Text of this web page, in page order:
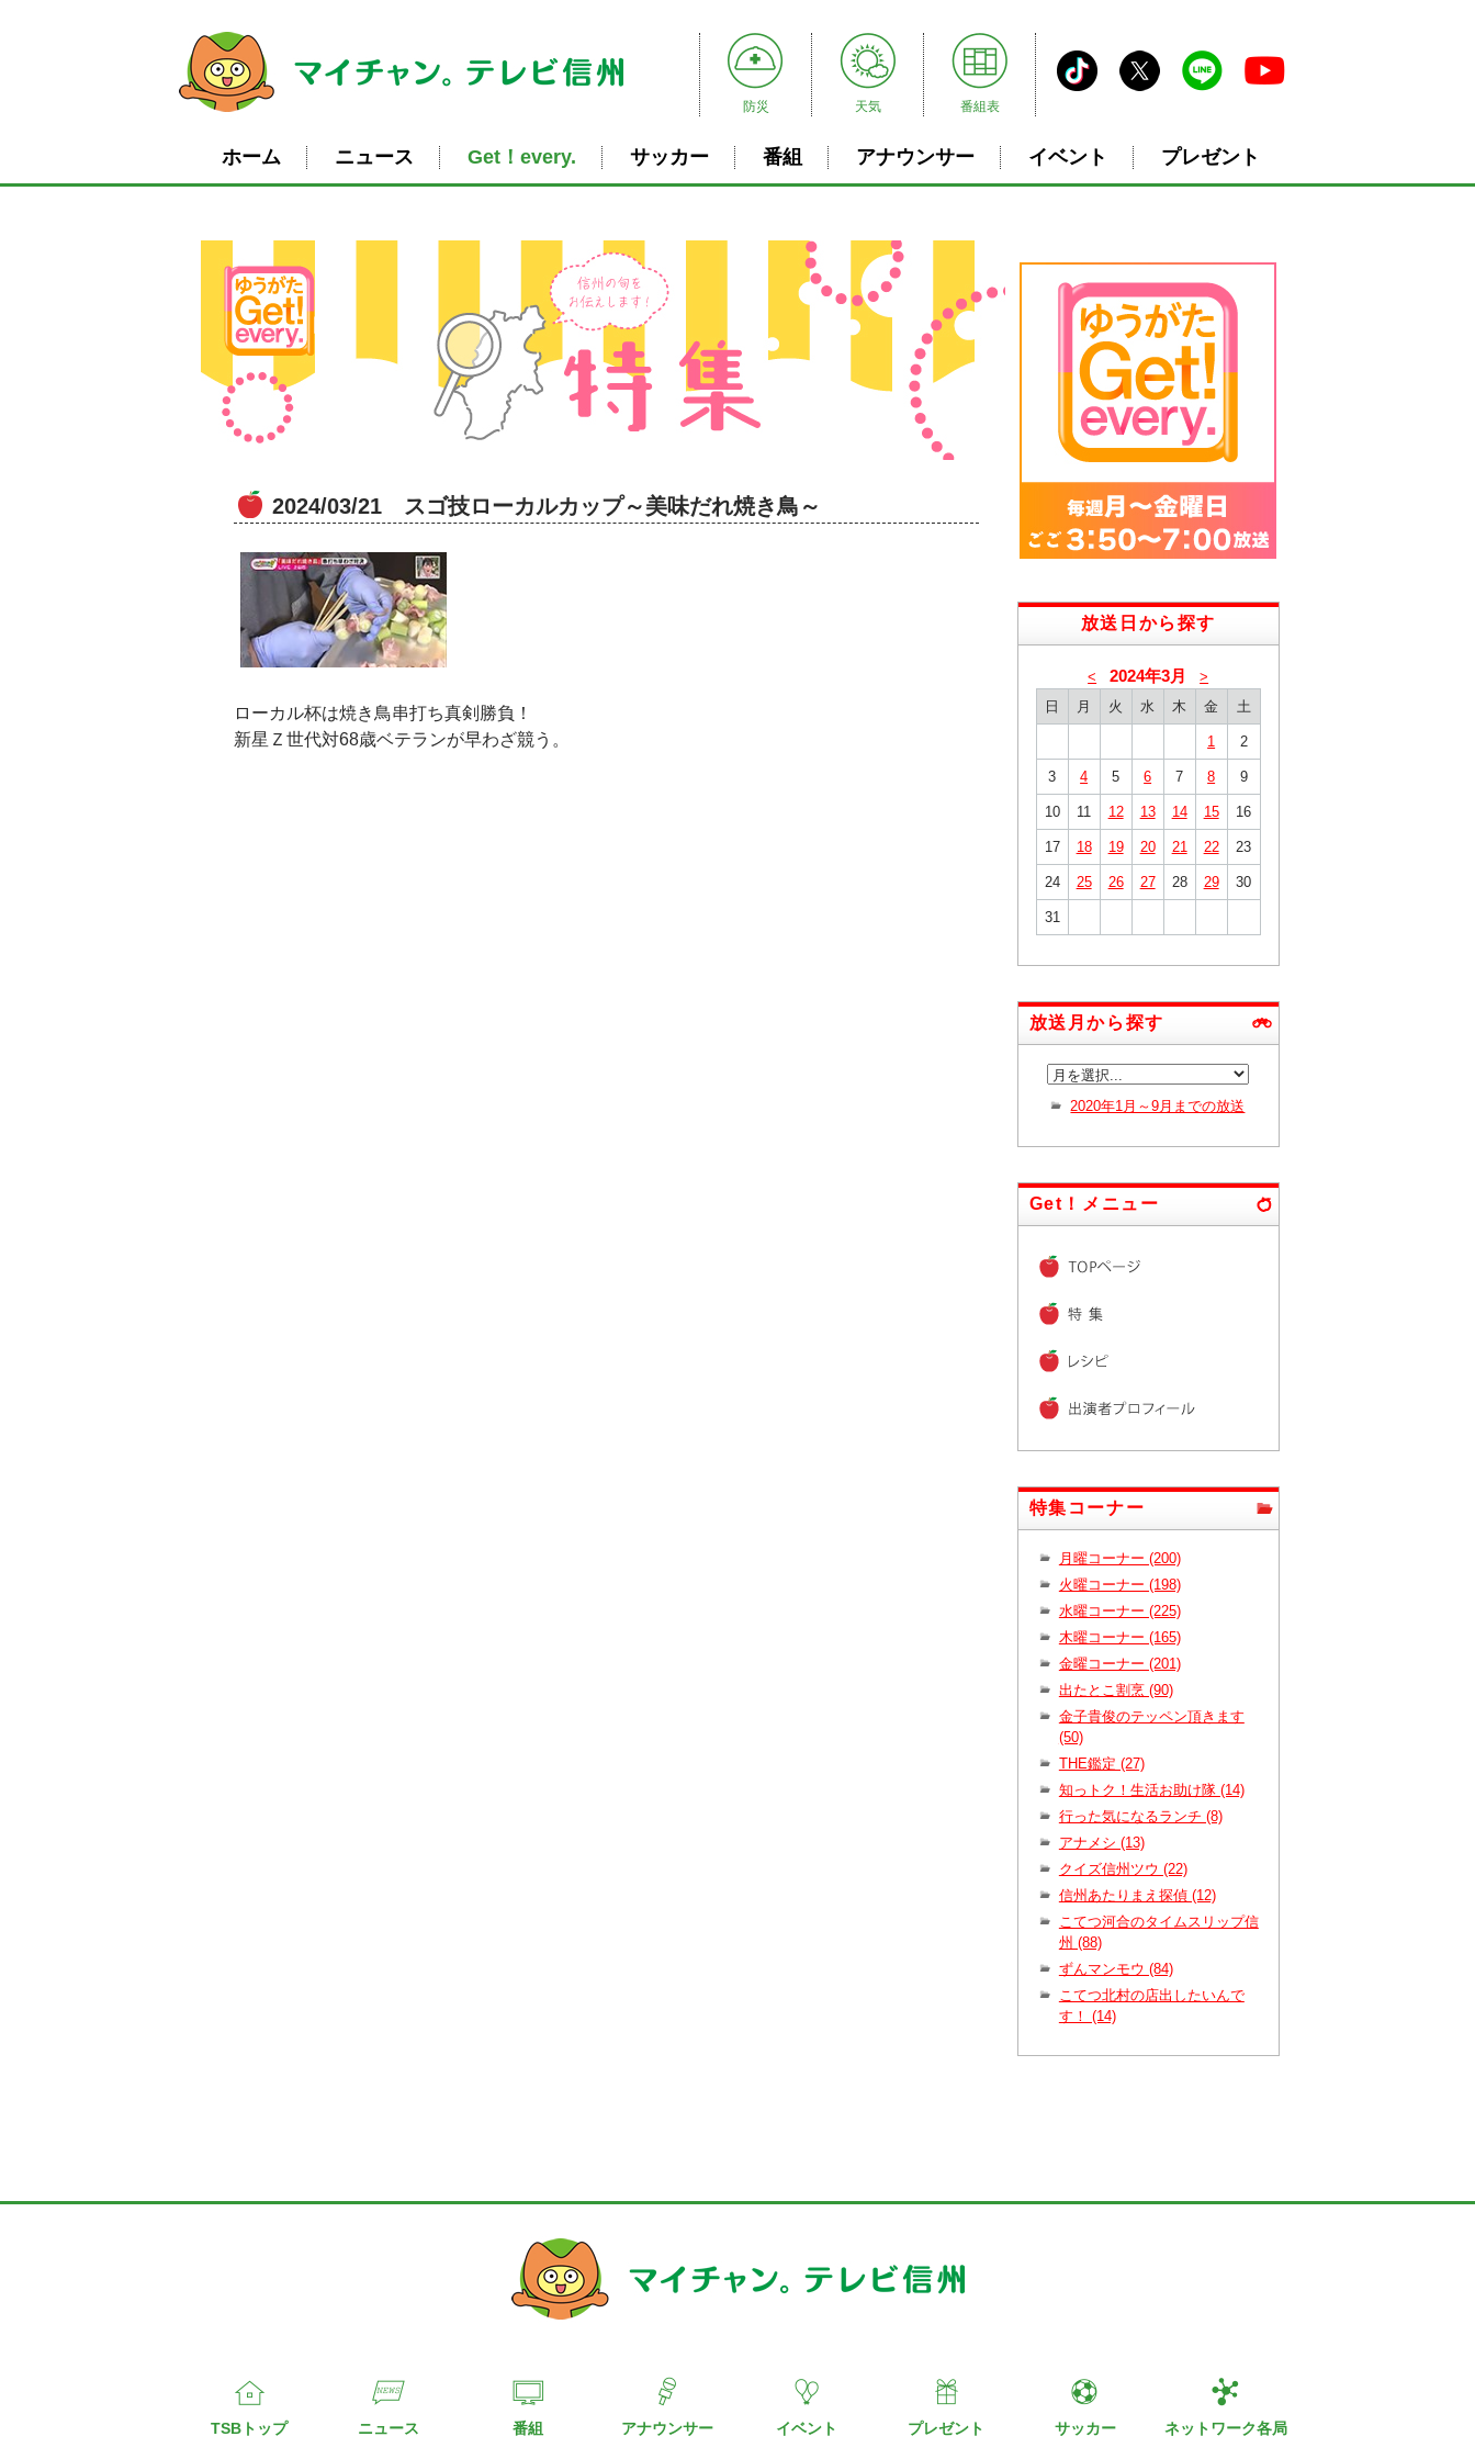
防災 天気 番組表
ホーム ニュース Get！every. サッカー 番組 アナウンサー イベント プレゼント
2024/03/21 スゴ技ローカルカップ～美味だれ焼き鳥～
ローカル杯は焼き鳥串打ち真剣勝負！
新星Ｚ世代対68歳ベテランが早わざ競う。
放送日から探す
< 2024年3月
>
日
月 火 水 木 金 土
1 2
3 4 5 6 7 8 9
10 11 12 13 14 15 16
17 18 19 20 21 22 23
24 25 26 27 28 29 30
31
放送月から探す
2020年1月～9月までの放送
Get！メニュー
特集コーナー
月曜コーナー (200)
火曜コーナー (198)
水曜コーナー (225)
木曜コーナー (165)
金曜コーナー (201)
出たとこ割烹 (90)
金子貴俊のテッペン頂きます
(50)
THE鑑定 (27)
知っトク！生活お助け隊 (14)
行った気になるランチ (8)
アナメシ (13)
クイズ信州ツウ (22)
信州あたりまえ探偵 (12)
こてつ河合のタイムスリップ信
州 (88)
ずんマンモウ (84)
こてつ北村の店出したいんで
す！ (14)
TSBトップ ニュース 番組 アナウンサー イベント プレゼント サッカー ネットワーク各局